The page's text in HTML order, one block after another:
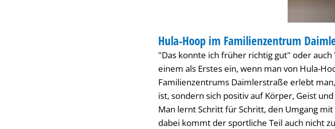
KATEGORIE: GESUNDHEIT
Hula-Hoop im Familienzentrum
"Das konnte ich früher richtig gut" oder
einem als Erstes ein, wenn man von Hula-
Familienzentrums Daimlerstraße erlebt
ist, sondern sich positiv auf Körper, Geist
Man lernt Schritt für Schritt, den Umgang
dabei kommt der sportliche Teil auch nicht